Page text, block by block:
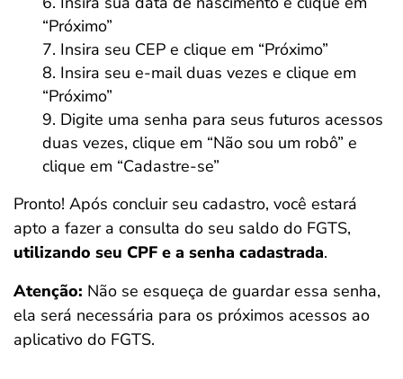
“Próximo”
Insira seu CEP e clique em “Próximo”
Insira seu e-mail duas vezes e clique em
“Próximo”
Digite uma senha para seus futuros acessos
duas vezes, clique em “Não sou um robô” e
clique em “Cadastre-se”
Pronto! Após concluir seu cadastro, você estará
apto a fazer a consulta do seu saldo do FGTS,
utilizando seu CPF e a senha cadastrada.
Atenção: Não se esqueça de guardar essa senha,
ela será necessária para os próximos acessos ao
aplicativo do FGTS.